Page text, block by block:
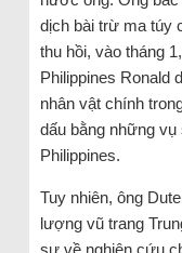
dịch bài trừ ma túy
thu hồi, vào tháng
Philippines Ronald
nhân vật chính
dấu bằng những
Philippines.
Tuy nhiên, ông
lượng vũ trang
sư về nghiên cứu